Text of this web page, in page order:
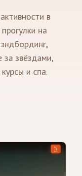
в
на
звёздами,
и спа.